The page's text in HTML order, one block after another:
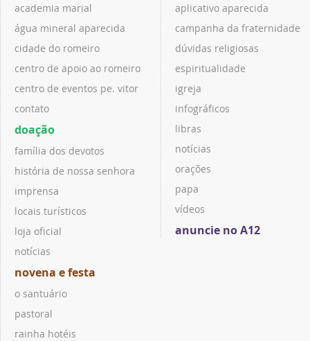
academia marial
água mineral aparecida
cidade do romeiro
centro de apoio ao romeiro
centro de eventos pe. vitor
contato
doação
família dos devotos
história de nossa senhora
imprensa
locais turísticos
loja oficial
notícias
novena e festa
o santuário
pastoral
rainha hotéis
aplicativo aparecida
campanha da fraternidade
dúvidas religiosas
espiritualidade
igreja
infográficos
libras
notícias
orações
papa
vídeos
anuncie no A12